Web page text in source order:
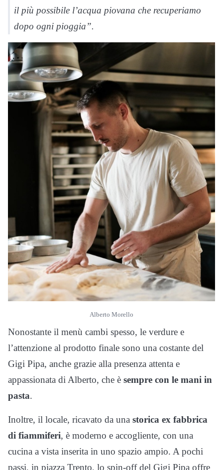
il più possibile l’acqua piovana che recuperiamo
dopo ogni pioggia”.
Alberto Morello
Nonostante il menù cambi spesso, le verdure e
l’attenzione al prodotto finale sono una costante del
Gigi Pipa, anche grazie alla presenza attenta e
appassionata di Alberto, che è sempre con le mani in
pasta.
Inoltre, il locale, ricavato da una storica ex fabbrica
di fiammiferi, è moderno e accogliente, con una
cucina a vista inserita in uno spazio ampio. A pochi
passi, in piazza Trento, lo spin-off del Gigi Pipa offre